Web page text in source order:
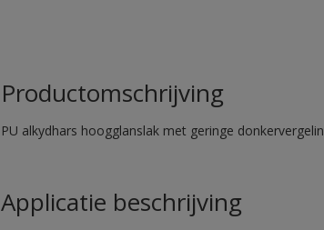
Productomschrijving
PU alkydhars hoogglanslak met geringe
Applicatie beschrijving